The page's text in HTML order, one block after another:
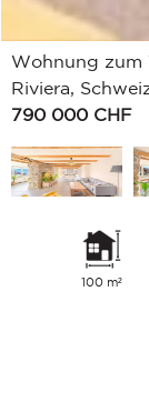
Wohnung zum
Riviera,
790 000 CHF
100 m²